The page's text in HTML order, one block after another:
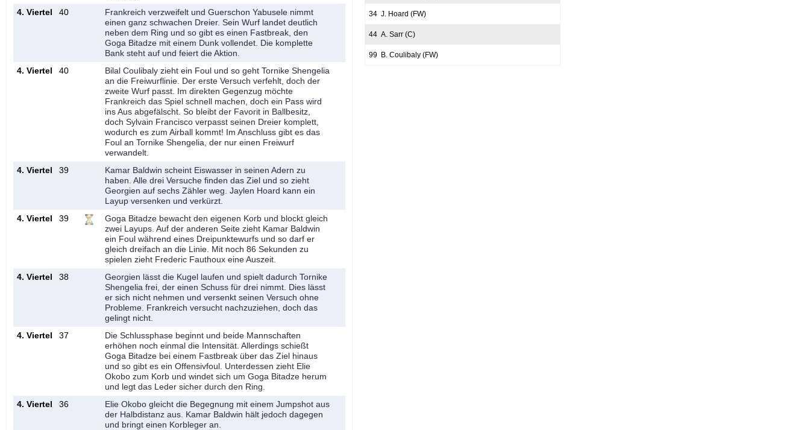
4. Viertel
40
Frankreich verzweifelt und Guerschon Yabusele nimmt
einen ganz schwachen Dreier. Sein Wurf landet deutlich
neben dem Ring und so gibt es einen Fastbreak, den
Goga Bitadze mit einem Dunk vollendet. Die komplette
Bank steht auf und feiert die Aktion.
4. Viertel
40
Bilal Coulibaly zieht ein Foul und so geht Tornike Shengelia
an die Freiwurflinie. Der erste Versuch verfehlt, doch der
zweite Wurf passt. Im direkten Gegenzug möchte
Frankreich das Spiel schnell machen, doch ein Pass wird
ins Aus abgefälscht. So bleibt der Favorit in Ballbesitz,
doch Sylvain Francisco verpasst seinen Dreier komplett,
wodurch es zum Airball kommt! Im Anschluss gibt es das
Foul an Tornike Shengelia, der nur einen Freiwurf
verwandelt.
4. Viertel
39
Kamar Baldwin scheint Eiswasser in seinen Adern zu
haben. Alle drei Versuche finden das Ziel und so zieht
Georgien auf sechs Zähler weg. Jaylen Hoard kann ein
Layup versenken und verkürzt.
4. Viertel
39
Goga Bitadze bewacht den eigenen Korb und blockt gleich
zwei Layups. Auf der anderen Seite zieht Kamar Baldwin
ein Foul während eines Dreipunktewurfs und so darf er
gleich dreifach an die Linie. Mit noch 86 Sekunden zu
spielen zieht Frederic Fauthoux eine Auszeit.
4. Viertel
38
Georgien lässt die Kugel laufen und spielt dadurch Tornike
Shengelia frei, der einen Schuss für drei nimmt. Dies lässt
er sich nicht nehmen und versenkt seinen Versuch ohne
Probleme. Frankreich versucht nachzuziehen, doch das
gelingt nicht.
4. Viertel
37
Die Schlussphase beginnt und beide Mannschaften
erhöhen noch einmal die Intensität. Allerdings schießt
Goga Bitadze bei einem Fastbreak über das Ziel hinaus
und so gibt es ein Offensivfoul. Unterdessen zieht Elie
Okobo zum Korb und windet sich um Goga Bitadze herum
und legt das Leder sicher durch den Ring.
4. Viertel
36
Elie Okobo gleicht die Begegnung mit einem Jumpshot aus
der Halbdistanz aus. Kamar Baldwin hält jedoch dagegen
und bringt einen Korbleger an.
34 J. Hoard (FW)
44 A. Sarr (C)
99 B. Coulibaly (FW)